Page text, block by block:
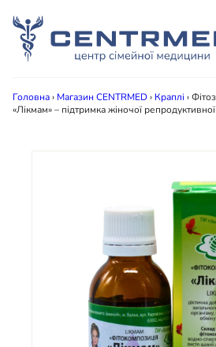
Головна› Магазин CENTRMED› Краплі ›
«Лікмам» – підтримка жіночої репродуктивної